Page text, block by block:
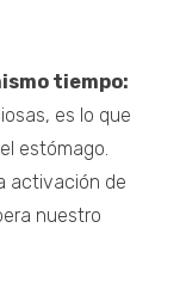
tiempo:
es lo que
estómago.
activación de
nuestro